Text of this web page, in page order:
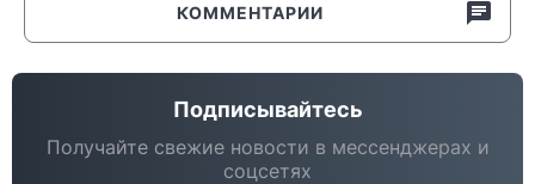
КОММЕНТАРИИ
Подписывайтесь
Получайте свежие новости в мессенджерах и
соцсетях